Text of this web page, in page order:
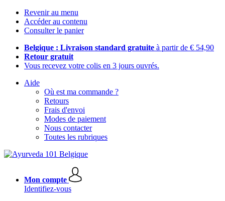
Revenir au menu
Accéder au contenu
Consulter le panier
Belgique : Livraison standard gratuite à partir de € 54,90
Retour gratuit
Vous recevez votre colis en 3 jours ouvrés.
Aide
Où est ma commande ?
Retours
Frais d'envoi
Modes de paiement
Nous contacter
Toutes les rubriques
Mon compte
Identifiez-vous